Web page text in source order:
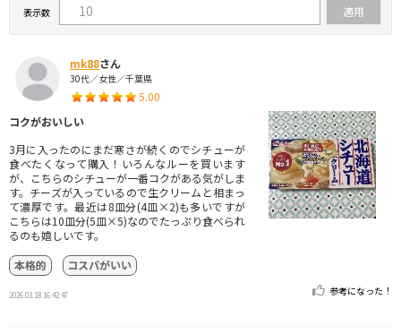
表示数
mk88さん
30代／女性／千葉県
5.00
コクがおいしい
3月に入ったのにまだ寒さが続くのでシチューが
食べたくなって購入！いろんなルーを買います
が、こちらのシチューが一番コクがある気がしま
す。チーズが入っているので生クリームと相まっ
て濃厚です。最近は8皿分(4皿×2)も多いですが
こちらは10皿分(5皿×5)なのでたっぷり食べられ
るのも嬉しいです。
本格的
コスパがいい
2026.03.18 16:42:47 参考になった！